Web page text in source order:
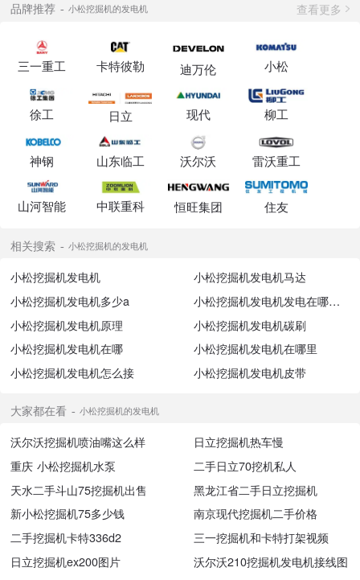
品牌推荐 小松挖掘机的发电机 查看更多
三一重工 卡特彼勒 迪万伦 小松
徐工 日立 现代 柳工
神钢 山东临工 沃尔沃 雷沃重工
山河智能 中联重科 恒旺集团 住友
相关搜索 小松挖掘机的发电机
小松挖掘机发电机
小松挖掘机发电机马达
小松挖掘机发电机多少a
小松挖掘机发电机发电在哪里看
小松挖掘机发电机原理
小松挖掘机发电机碳刷
小松挖掘机发电机在哪
小松挖掘机发电机在哪里
小松挖掘机发电机怎么接
小松挖掘机发电机皮带
大家都在看 小松挖掘机的发电机
沃尔沃挖掘机喷油嘴这么样
日立挖掘机热车慢
重庆 小松挖掘机水泵
二手日立70挖机私人
天水二手斗山75挖掘机出售
黑龙江省二手日立挖掘机
新小松挖掘机75多少钱
南京现代挖掘机二手价格
二手挖掘机卡特336d2
三一挖掘机和卡特打架视频
日立挖掘机ex200图片
沃尔沃210挖掘机发电机接线图